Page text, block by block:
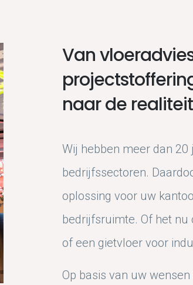
Van
naar de realiteit
Wij hebben meer dan
bedrijfssectoren.
oplossing voor uw
bedrijfsruimte. Of het nu
of een gietvloer voor
Op basis van uw